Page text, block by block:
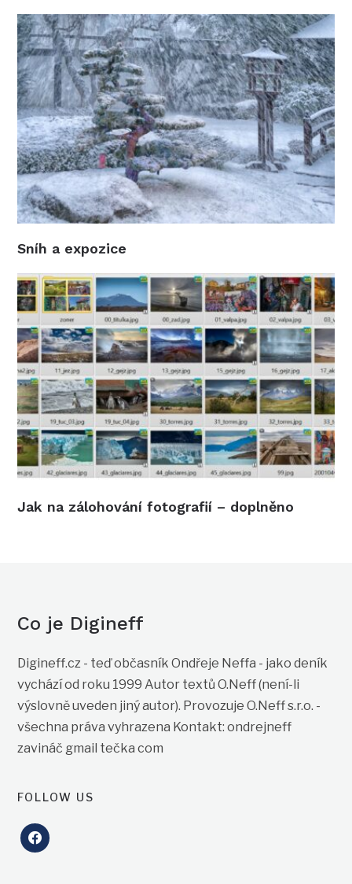
Sníh a expozice
Jak na zálohování fotografií – doplněno
Co je Digineff
Digineff.cz - teď občasník Ondřeje Neffa - jako deník
vychází od roku 1999 Autor textů O.Neff (není-li
výslovně uveden jiný autor). Provozuje O.Neff s.r.o. -
všechna práva vyhrazena Kontakt: ondrejneff
zavináč gmail tečka com
FOLLOW US
facebook